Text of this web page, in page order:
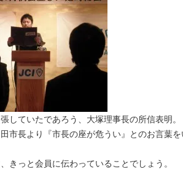
していたであろう、大塚理事長の所信表明。
市長より『市長の座が危うい』とのお言葉
きっと会員に伝わっていることでしょう。